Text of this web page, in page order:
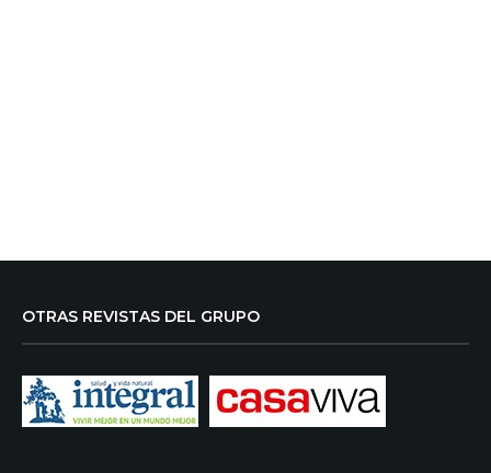
OTRAS REVISTAS DEL GRUPO